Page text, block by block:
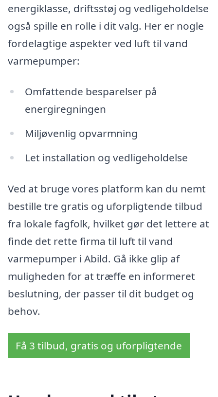
energiklasse, driftsstøj og vedligeholdelse
også spille en rolle i dit valg. Her er nogle
fordelagtige aspekter ved luft til vand
varmepumper:
Omfattende besparelser på
energiregningen
Miljøvenlig opvarmning
Let installation og vedligeholdelse
Ved at bruge vores platform kan du nemt
bestille tre gratis og uforpligtende tilbud
fra lokale fagfolk, hvilket gør det lettere at
finde det rette firma til luft til vand
varmepumper i Abild. Gå ikke glip af
muligheden for at træffe en informeret
beslutning, der passer til dit budget og
behov.
Få 3 tilbud, gratis og uforpligtende